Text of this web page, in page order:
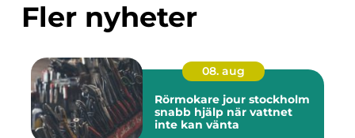
Fler nyheter
08. aug
Rörmokare jour stockholm
snabb hjälp när vattnet
inte kan vänta